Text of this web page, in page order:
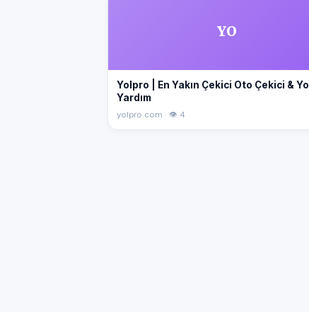
YO
Yolpro | En Yakın Çekici Oto Çekici & Yol
Yardım
yolpro.com · 👁 4